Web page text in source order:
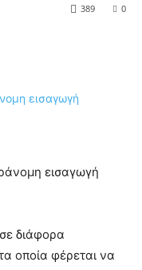
0
389
εισαγωγή
διάφορα
οποία φέρεται να